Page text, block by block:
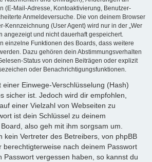
(E-Mail-Adresse, Kontoaktivierung, Benutzer-
Anmeldeversuche. Die von deinem Browser
Kennzeichnung (User Agent) wird nur in der „Wer
angezeigt und nicht dauerhaft gespeichert.
einzelne Funktionen des Boards, dass weitere
Dazu gehören dein Abstimmungsverhalten
Status von deinen Beiträgen oder explizit
oder Benachrichtigungsfunktionen.
einer Einwege-Verschlüsselung (Hash)
sicher ist. Jedoch wird dir empfohlen,
einer Vielzahl von Webseiten zu
ist dein Schlüssel zu deinem
also geh mit ihm sorgsam um.
kein Vertreter des Betreibers, von phpBB
berechtigterweise nach deinem Passwort
Passwort vergessen haben, so kannst du